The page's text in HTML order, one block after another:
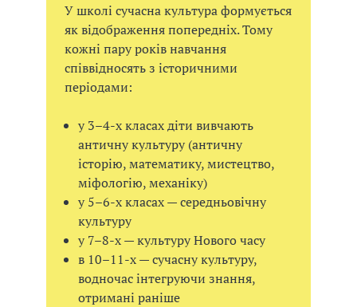
У школі сучасна культура формується
як відображення попередніх. Тому
кожні пару років навчання
співвідносять з історичними
періодами:
у 3–4-х класах діти вивчають
античну культуру (античну
історію, математику, мистецтво,
міфологію, механіку)
у 5–6-х класах — середньовічну
культуру
у 7–8-х — культуру Нового часу
в 10–11-х — сучасну культуру,
водночас інтегруючи знання,
отримані раніше